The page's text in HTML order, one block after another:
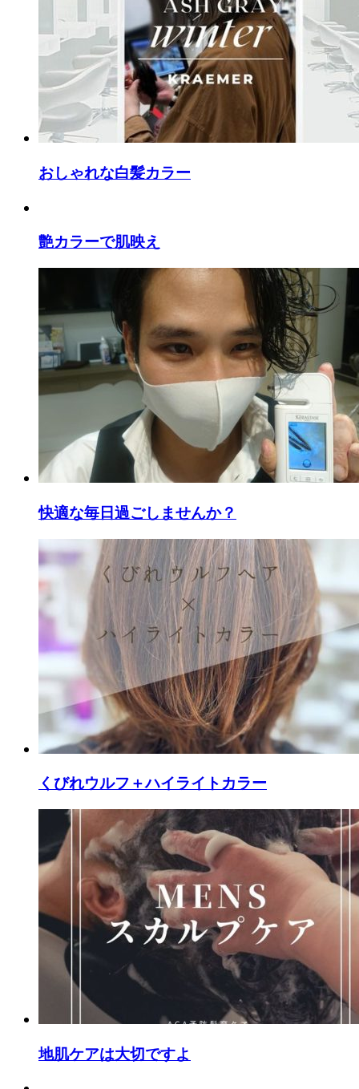
おしゃれな白髪カラー
艶カラーで肌映え
快適な毎日過ごしませんか？
くびれウルフ＋ハイライトカラー
地肌ケアは大切ですよ